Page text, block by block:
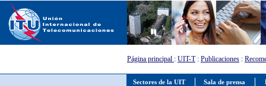
Sectores de la UIT Sala de prensa
Página principal : UIT-T: Publicaciones :